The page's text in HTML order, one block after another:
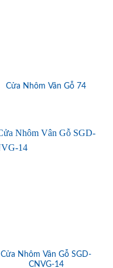
Cửa Nhôm Vân Gỗ 74
Cửa Nhôm Vân Gỗ SGD-
CNVG-14